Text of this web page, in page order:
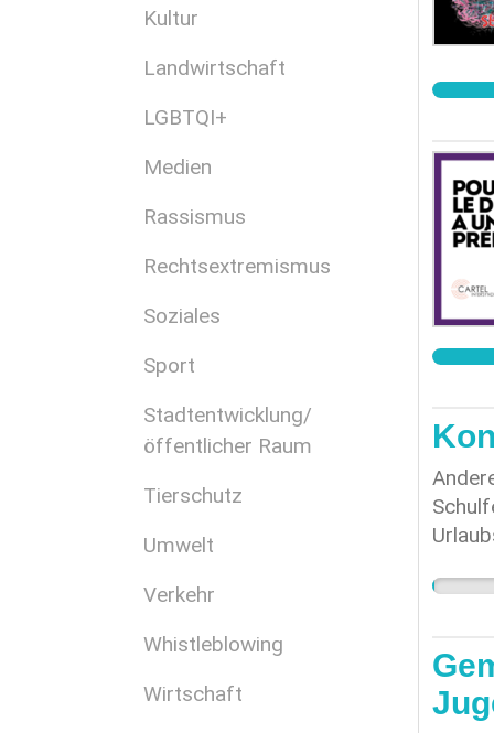
Kultur
Landwirtschaft
LGBTQI+
Medien
Rassismus
Rechtsextremismus
Soziales
Sport
Stadtentwicklung/
öffentlicher Raum
Tierschutz
Umwelt
Verkehr
Whistleblowing
Wirtschaft